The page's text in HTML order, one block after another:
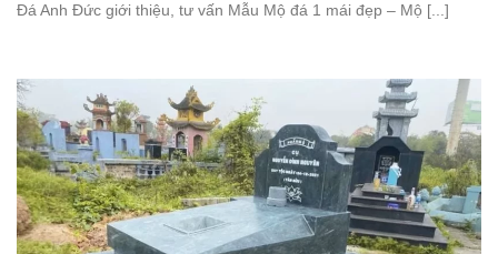
Đá Anh Đức giới thiệu, tư vấn Mẫu Mộ đá 1 mái đẹp – Mộ [...]